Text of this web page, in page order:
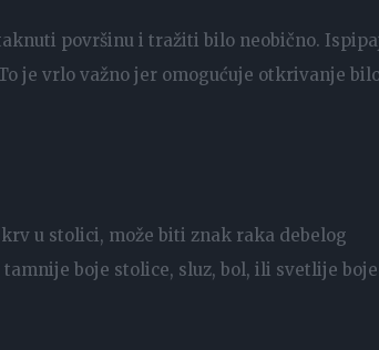
površinu i tražiti bilo neobično.
je vrlo važno jer omogućuje otkrivanje
u stolici, može biti znak raka debelog
boje stolice, sluz, bol, ili svetlije boje